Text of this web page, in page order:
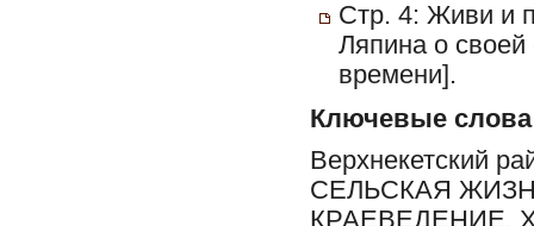
Стр. 4: Живи и
Ляпина о своей
времени].
Ключевые слова
Верхнекетский
СЕЛЬСКАЯ
КРАЕВЕДЕНИЕ,